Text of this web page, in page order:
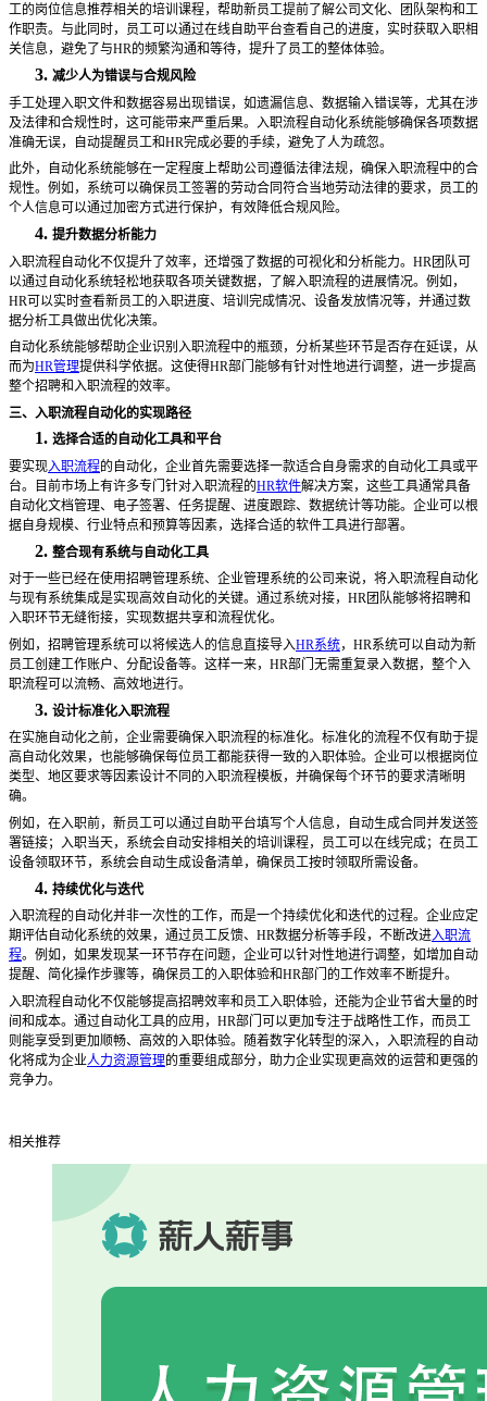
工的岗位信息推荐相关的培训课程，帮助新员工提前了解公司文化、团队架构和工
作职责。与此同时，员工可以通过在线自助平台查看自己的进度，实时获取入职相
关信息，避免了与HR的频繁沟通和等待，提升了员工的整体体验。
3. 减少人为错误与合规风险
手工处理入职文件和数据容易出现错误，如遗漏信息、数据输入错误等，尤其在涉
及法律和合规性时，这可能带来严重后果。入职流程自动化系统能够确保各项数据
准确无误，自动提醒员工和HR完成必要的手续，避免了人为疏忽。
此外，自动化系统能够在一定程度上帮助公司遵循法律法规，确保入职流程中的合
规性。例如，系统可以确保员工签署的劳动合同符合当地劳动法律的要求，员工的
个人信息可以通过加密方式进行保护，有效降低合规风险。
4. 提升数据分析能力
入职流程自动化不仅提升了效率，还增强了数据的可视化和分析能力。 HR团队可
以通过自动化系统轻松地获取各项关键数据，了解入职流程的进展情况。例如，
HR可以实时查看新员工的入职进度、培训完成情况、设备发放情况等，并通过数
据分析工具做出优化决策。
自动化系统能够帮助企业识别入职流程中的瓶颈，分析某些环节是否存在延误，从
而为HR管理提供科学依据。这使得HR部门能够有针对性地进行调整，进一步提高
整个招聘和入职流程的效率。
三、入职流程自动化的实现路径
1. 选择合适的自动化工具和平台
要实现入职流程的自动化，企业首先需要选择一款适合自身需求的自动化工具或平
台。目前市场上有许多专门针对入职流程的HR软件解决方案，这些工具通常具备
自动化文档管理、电子签署、任务提醒、进度跟踪、数据统计等功能。企业可以根
据自身规模、行业特点和预算等因素，选择合适的软件工具进行部署。
2. 整合现有系统与自动化工具
对于一些已经在使用招聘管理系统、 企业管理系统的公司来说，将入职流程自动化
与现有系统集成是实现高效自动化的关键。通过系统对接，HR团队能够将招聘和
入职环节无缝衔接，实现数据共享和流程优化。
例如，招聘管理系统可以将候选人的信息直接导入HR系统，HR系统可以自动为新
员工创建工作账户、分配设备等。这样一来，HR部门无需重复录入数据，整个入
职流程可以流畅、高效地进行。
3. 设计标准化入职流程
在实施自动化之前，企业需要确保入职流程的标准化。标准化的流程不仅有助于提
高自动化效果，也能够确保每位员工都能获得一致的入职体验。企业可以根据岗位
类型、地区要求等因素设计不同的入职流程模板，并确保每个环节的要求清晰明
确。
例如，在入职前，新员工可以通过自助平台填写个人信息，自动生成合同并发送签
署链接；入职当天，系统会自动安排相关的培训课程，员工可以在线完成；在员工
设备领取环节，系统会自动生成设备清单，确保员工按时领取所需设备。
4. 持续优化与迭代
入职流程的自动化并非一次性的工作，而是一个持续优化和迭代的过程。企业应定
期评估自动化系统的效果，通过员工反馈、 HR数据分析等手段，不断改进入职流
程。例如，如果发现某一环节存在问题，企业可以针对性地进行调整，如增加自动
提醒、简化操作步骤等，确保员工的入职体验和HR部门的工作效率不断提升。
入职流程自动化不仅能够提高招聘效率和员工入职体验，还能为企业节省大量的时
间和成本。通过自动化工具的应用， HR部门可以更加专注于战略性工作，而员工
则能享受到更加顺畅、高效的入职体验。随着数字化转型的深入，入职流程的自动
化将成为企业人力资源管理的重要组成部分，助力企业实现更高效的运营和更强的
竞争力。
相关推荐